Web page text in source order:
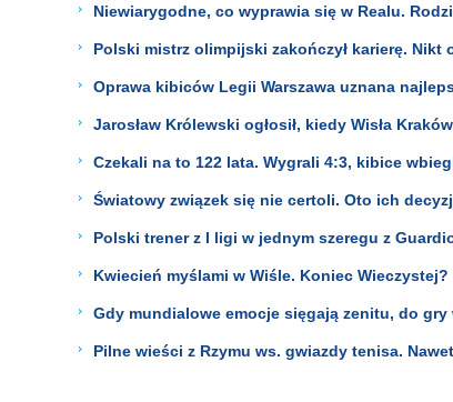
Niewiarygodne, co wyprawia się w Realu.
Polski mistrz olimpijski zakończył karierę. Nikt
Oprawa kibiców Legii Warszawa uznana
Jarosław Królewski ogłosił, kiedy Wisła
Czekali na to 122 lata. Wygrali 4:3, kibice
Światowy związek się nie certoli. Oto ich
Polski trener z I ligi w jednym szeregu z
Kwiecień myślami w Wiśle. Koniec Wieczystej?
Gdy mundialowe emocje sięgają zenitu, do
Pilne wieści z Rzymu ws. gwiazdy tenisa.